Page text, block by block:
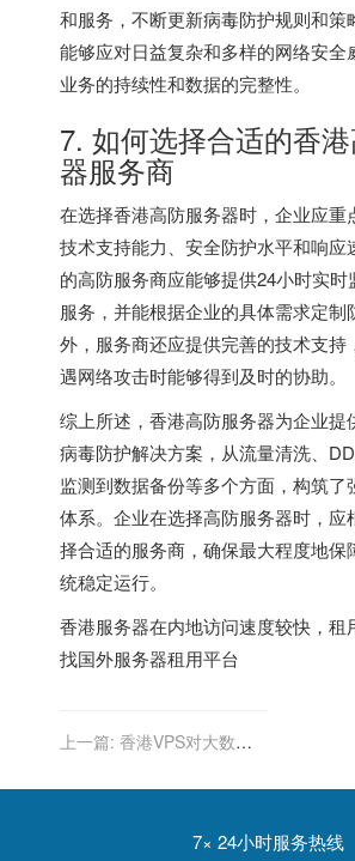
和服务，不断更新病毒防护规则和策
能够应对日益复杂和多样的网络安全
业务的持续性和数据的完整性。
7. 如何选择合适的香
器服务商
在选择香港高防服务器时，企业应重
技术支持能力、安全防护水平和响应
的高防服务商应能够提供24小时实时
服务，并能根据企业的具体需求定制
外，服务商还应提供完善的技术支持
遇网络攻击时能够得到及时的协助。
综上所述，香港高防服务器为企业提
病毒防护解决方案，从流量清洗、
监测到数据备份等多个方面，构筑了
体系。企业在选择高防服务器时，应
择合适的服务商，确保最大程度地保
统稳定运行。
香港服务器在内地访问速度较快，租
找国外服务器租用平台
上一篇: 香港VPS对大数据
7× 24小时服务热线